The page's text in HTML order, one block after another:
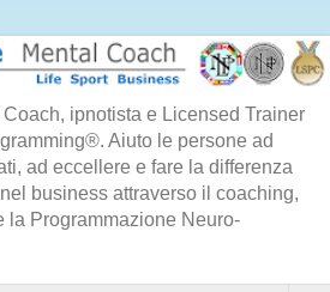
ipnotista e Licensed Trainer
Aiuto le persone ad
ad eccellere e fare la differenza
business attraverso il coaching,
la Programmazione Neuro-